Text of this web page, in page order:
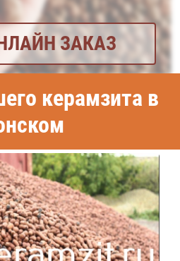
ЗАКАЗ
керамзита в